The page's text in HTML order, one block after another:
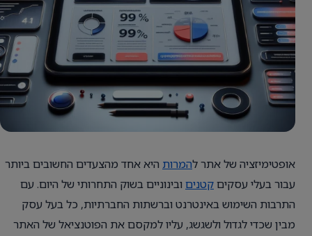
אופטימיזציה של אתר להמרות היא אחד מהצעדים החשובים ביותר
עבור בעלי עסקיםקטנים ובינוניים בשוק התחרותי של היום. עם
התרבות השימוש באינטרנט וברשתות החברתיות, כל בעל עסק
מבין שכדי לגדול ולשגשג, עליו למקסם את הפוטנציאל של האתר